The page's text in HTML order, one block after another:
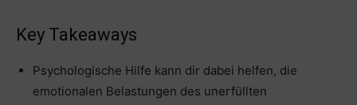
Key Takeaways
Psychologische Hilfe kann dir dabei helfen, die
emotionalen Belastungen des unerfüllten